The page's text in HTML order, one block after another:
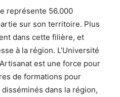
représente 56.000
sur son territoire. Plus
dans cette filière, et
à la région. L’Université
est une force pour
de formations pour
dans la région,